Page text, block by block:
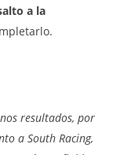
a la
resultados, por
a South Racing,